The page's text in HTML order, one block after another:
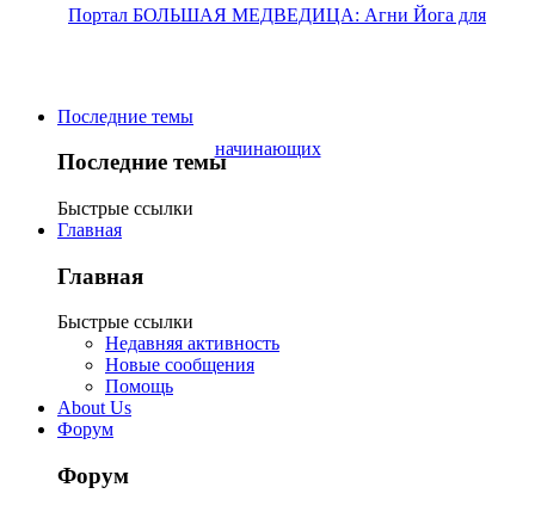
Последние темы
Последние темы
Быстрые ссылки
Главная
Главная
Быстрые ссылки
Недавняя активность
Новые сообщения
Помощь
About Us
Форум
Форум